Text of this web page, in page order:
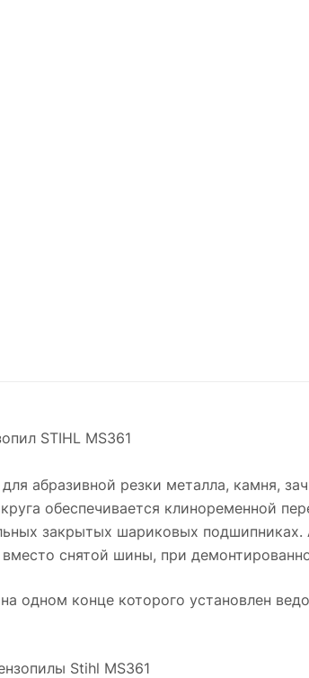
STIHL MS361
абразивной резки металла, камня,
обеспечивается клиноременной
закрытых шариковых
снятой шины, при
одном конце которого установлен
Stihl MS361